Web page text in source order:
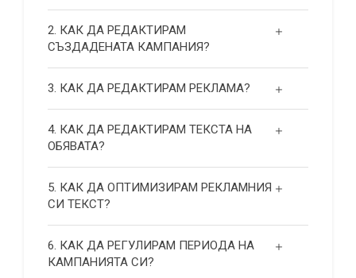
2. КАК ДА РЕДАКТИРАМ
СЪЗДАДЕНАТА КАМПАНИЯ?
3. КАК ДА РЕДАКТИРАМ РЕКЛАМА?
4. КАК ДА РЕДАКТИРАМ ТЕКСТА НА
ОБЯВАТА?
5. КАК ДА ОПТИМИЗИРАМ РЕКЛАМНИЯ
СИ ТЕКСТ?
6. КАК ДА РЕГУЛИРАМ ПЕРИОДА НА
КАМПАНИЯТА СИ?